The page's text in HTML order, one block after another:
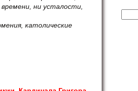
ни усталости,
католические